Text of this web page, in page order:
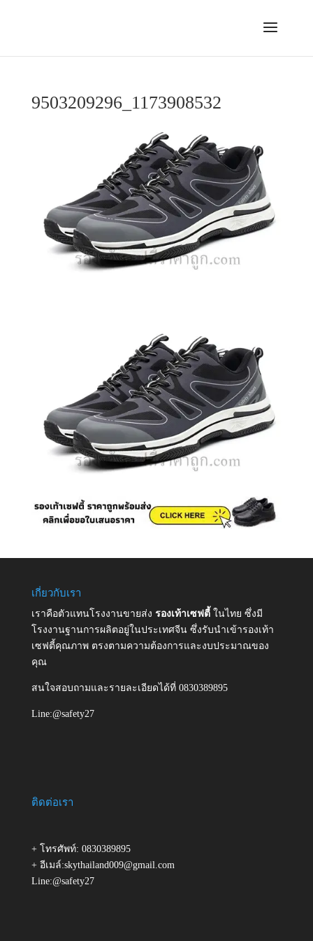
9503209296_1173908532
เกี่ยวกับเรา
เราคือตัวแทนโรงงานขายส่ง รองเท้าเซฟตี้ ในไทย ซึ่งมี
โรงงานฐานการผลิตอยู่ในประเทศจีน ซึ่งรับนำเข้ารองเท้า
เซฟตี้คุณภาพ ตรงตามความต้องการและงบประมาณของ
คุณ
สนใจสอบถามและรายละเอียดได้ที่ 0830389895
Line:@safety27
ติดต่อเรา
+ โทรศัพท์: 0830389895
+ อีเมล์:skythailand009@gmail.com
Line:@safety27